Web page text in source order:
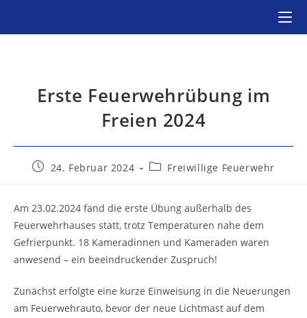
Erste Feuerwehrübung im
Freien 2024
Beitrag24. Februar 2024
Beitrags-
Freiwillige Feuerwehr
Am 23.02.2024 fand die erste Übung außerhalb des
Feuerwehrhauses statt, trotz Temperaturen nahe dem
Gefrierpunkt. 18 Kameradinnen und Kameraden waren
anwesend – ein beeindruckender Zuspruch!
Zunächst erfolgte eine kurze Einweisung in die Neuerungen
am Feuerwehrauto, bevor der neue Lichtmast auf dem